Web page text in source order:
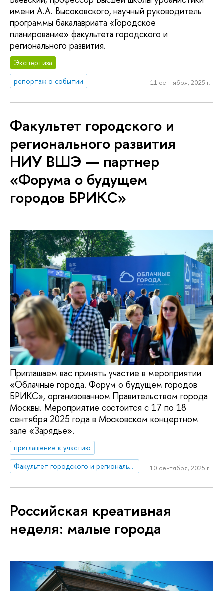
имени А.А. Высоковского, научный руководитель
программы бакалавриата «Городское
планирование» факультета городского и
регионального развития.
Экспертиза
репортаж о событии
11 сентября, 2025 г.
Факультет городского и
регионального развития
НИУ ВШЭ — партнер
«Форума о будущем
городов БРИКС»
Приглашаем вас принять участие в мероприятии
«Облачные города. Форум о будущем городов
БРИКС», организованном Правительством города
Москвы. Мероприятие состоится с 17 по 18
сентября 2025 года в Московском концертном
зале «Зарядье».
приглашение к участию
Факультет городского и регионального развития
10 сентября, 2025 г.
Российская креативная
неделя: малые города